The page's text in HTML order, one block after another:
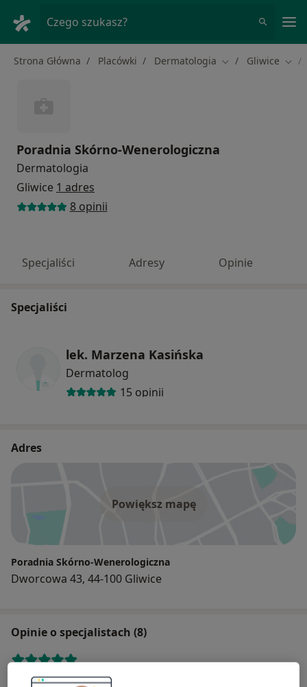
Czego szukasz?
Strona Główna Placówki Dermatologia Zmień miasto
Gliwice
Poradnia Skórno-Wenerologiczna
Dermatologia
Gliwice 1 adres
8 opinii
Specjaliści Adresy Opinie
Specjaliści
lek. Marzena Kasińska
Dermatolog
15 opinii
Adres
Powiększ mapę
Poradnia Skórno-Wenerologiczna
Dworcowa 43, 44-100 Gliwice
Opinie o specjalistach (8)
8 opinii